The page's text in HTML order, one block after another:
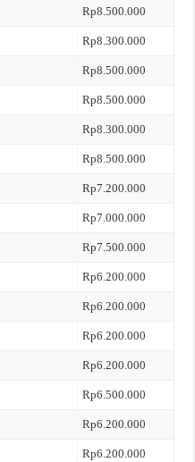
Rp8.500.000
Rp8.300.000
Rp8.500.000
Rp8.500.000
Rp8.300.000
Rp8.500.000
Rp7.200.000
Rp7.000.000
Rp7.500.000
Rp6.200.000
Rp6.200.000
Rp6.200.000
Rp6.200.000
Rp6.500.000
Rp6.200.000
Rp6.200.000